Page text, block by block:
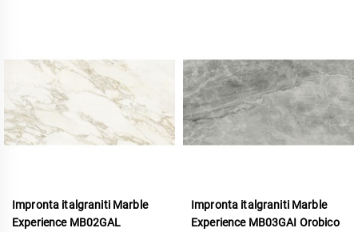
Impronta italgraniti Marble
Experience MB02GAL
Impronta italgraniti Marble
Experience MB03GAI Orobico